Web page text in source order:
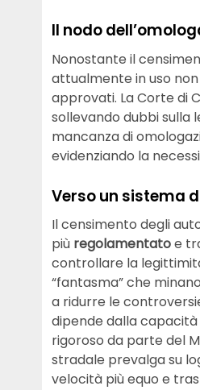
Il nodo
Nonostante il
attualmente in uso
approvati. La Corte di
sollevando dubbi
mancanza di
evidenziando la
Verso un sistema
Il censimento degli
più regolamentatoe
controllare la
“fantasma” che
a ridurre le
dipende dalla
rigoroso da parte del
stradale prevalga su
velocità più equo e